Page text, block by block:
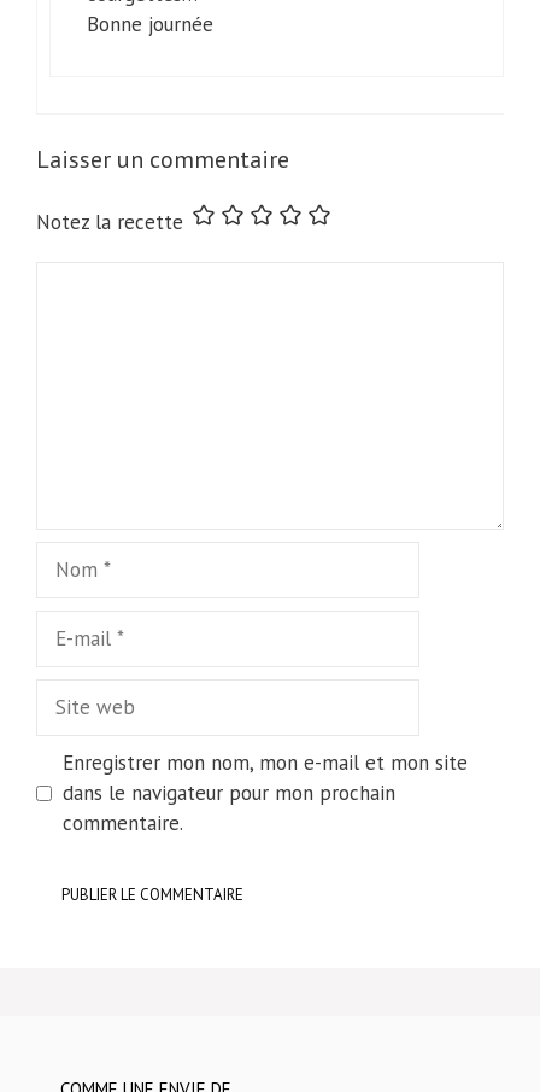
Bonne journée
Laisser un commentaire
Notez la recette
mail
web
Enregistrer mon nom, mon e-mail et mon site
dans le navigateur pour mon prochain
commentaire.